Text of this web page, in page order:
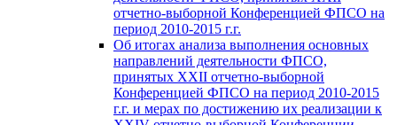
отчетно-выборной Конференцией ФПСО на
период 2010-2015 г.г.
Об итогах анализа выполнения основных
направлений деятельности ФПСО,
принятых XXII отчетно-выборной
Конференцией ФПСО на период 2010-2015
г.г. и мерах по достижению их реализации к